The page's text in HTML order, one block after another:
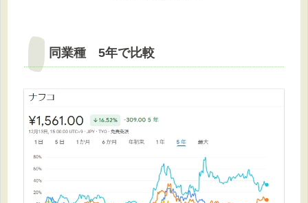
同業種 5年で比較